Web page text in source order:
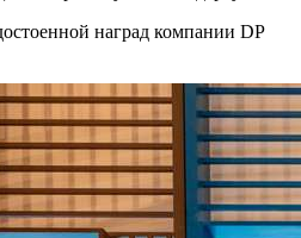
наград компании DP